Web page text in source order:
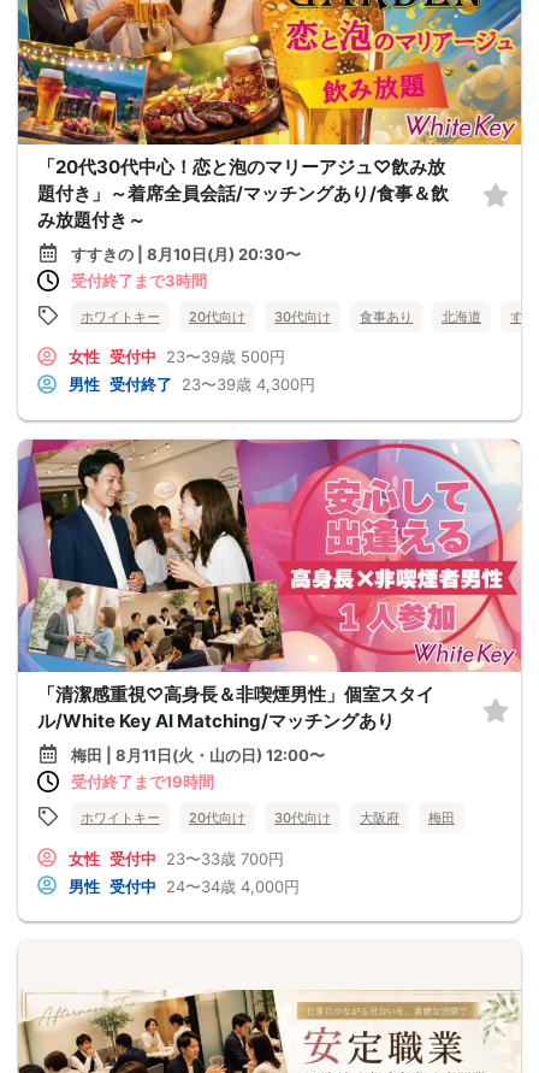
「20代30代中心！恋と泡のマリーアジュ♡飲み放
題付き」～着席全員会話/マッチングあり/食事＆飲
み放題付き～
すすきの | 8月10日(月) 20:30〜
受付終了まで3時間
ホワイトキー 20代向け 30代向け 食事あり 北海道 す
女性 受付中 23〜39歳 500円
男性 受付終了 23〜39歳 4,300円
「清潔感重視♡高身長＆非喫煙男性」個室スタイ
ル/White Key AI Matching/マッチングあり
梅田 | 8月11日(火・山の日) 12:00〜
受付終了まで19時間
ホワイトキー 20代向け 30代向け 大阪府 梅田
女性 受付中 23〜33歳 700円
男性 受付中 24〜34歳 4,000円